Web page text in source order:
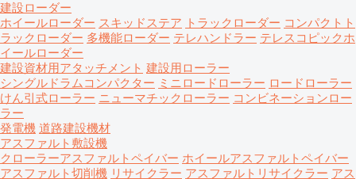
建設ローダー
ホイールローダー スキッドステア トラックローダー コンパクトト
ラックローダー 多機能ローダー テレハンドラー テレスコピックホ
イールローダー
建設資材用アタッチメント 建設用ローラー
シングルドラムコンパクター ミニロードローラー ロードローラー
けん引式ローラー ニューマチックローラー コンビネーションロー
ラー
発電機 道路建設機材
アスファルト敷設機
クローラーアスファルトペイバー ホイールアスファルトペイバー
アスファルト切削機 リサイクラー アスファルトリサイクラー アス